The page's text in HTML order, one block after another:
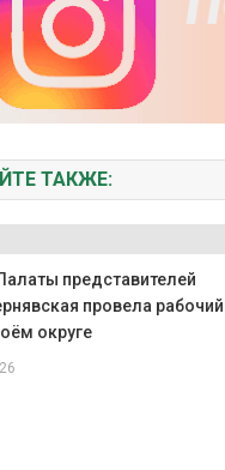
ТАКЖЕ:
представителей
провела рабочий
округе